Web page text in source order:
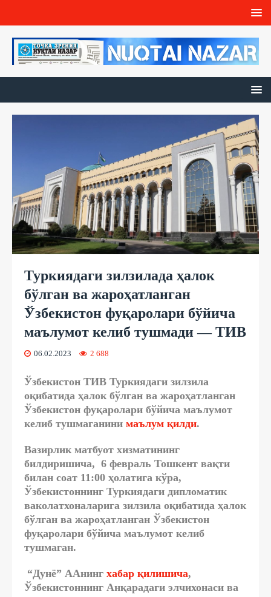
Туркиядаги зилзилада ҳалок
бўлган ва жароҳатланган
Ўзбекистон фуқаролари бўйича
маълумот келиб тушмади — ТИВ
06.02.2023 2 688
Ўзбекистон ТИВ Туркиядаги зилзила
оқибатида ҳалок бўлган ва жароҳатланган
Ўзбекистон фуқаролари бўйича маълумот
келиб тушмаганини маълум қилди.
Вазирлик матбуот хизматининг
билдиришича, 6 февраль Тошкент вақти
билан соат 11:00 ҳолатига кўра,
Ўзбекистоннинг Туркиядаги дипломатик
ваколатхоналарига зилзила оқибатида ҳалок
бўлган ва жароҳатланган Ўзбекистон
фуқаролари бўйича маълумот келиб
тушмаган.
“Дунё” ААнинг хабар қилишича,
Ўзбекистоннинг Анқарадаги элчихонаси ва